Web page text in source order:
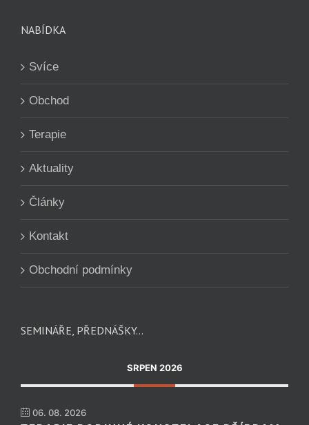
NABÍDKA
Svíce
Obchod
Terapie
Aktuality
Články
Kontakt
Obchodní podmínky
SEMINÁŘE, PŘEDNÁŠKY…
SRPEN 2026
06. 08. 2026